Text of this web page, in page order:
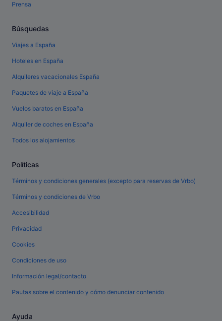
Prensa
Búsquedas
Viajes a España
Hoteles en España
Alquileres vacacionales España
Paquetes de viaje a España
Vuelos baratos en España
Alquiler de coches en España
Todos los alojamientos
Políticas
Términos y condiciones generales (excepto para reservas de Vrbo)
Términos y condiciones de Vrbo
Accesibilidad
Privacidad
Cookies
Condiciones de uso
Información legal/contacto
Pautas sobre el contenido y cómo denunciar contenido
Ayuda